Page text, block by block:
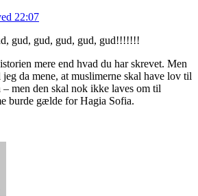
22:07
gud, gud, gud, gud, gud!!!!!!!
mere end hvad du har skrevet. Men
da mene, at muslimerne skal have lov til
– men den skal nok ikke laves om til
burde gælde for Hagia Sofia.